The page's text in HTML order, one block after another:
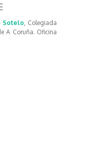
Sotelo , Colegiada
A Coruña. Oficina